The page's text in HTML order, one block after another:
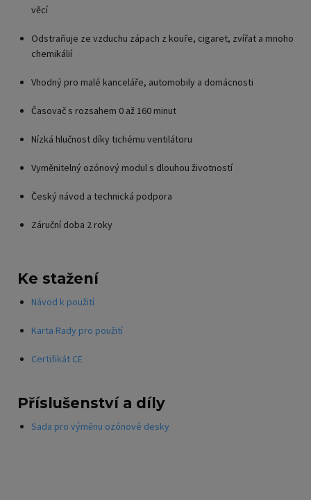
věcí
Odstraňuje ze vzduchu zápach z kouře, cigaret, zvířat a mnoho
chemikálií
Vhodný pro malé kanceláře, automobily a domácnosti
Časovač s rozsahem 0 až 160 minut
Nízká hlučnost díky tichému ventilátoru
Vyměnitelný ozónový modul s dlouhou životností
Český návod a technická podpora
Záruční doba 2 roky
Ke stažení
Návod k použití
Karta Rady pro použití
Certifikát CE
Příslušenství a díly
Sada pro výměnu ozónové desky